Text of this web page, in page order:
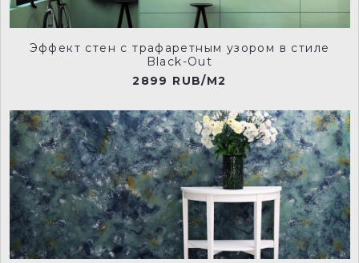
Эффект стен с трафаретным узором в стиле
Black-Out
2899 RUB/M2